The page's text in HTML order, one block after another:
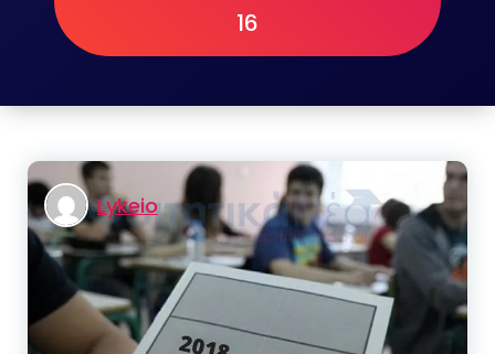
16
Lykeio